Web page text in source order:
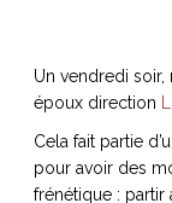
Un vendredi soir,
époux direction
Cela fait partie
pour avoir des
frénétique : partir